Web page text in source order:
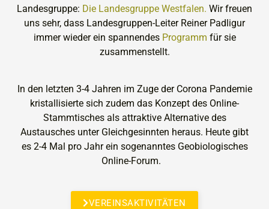
Landesgruppe: Die Landesgruppe Westfalen. Wir freuen
uns sehr, dass Landesgruppen-Leiter Reiner Padligur
immer wieder ein spannendes Programm für sie
zusammenstellt.
In den letzten 3-4 Jahren im Zuge der Corona Pandemie
kristallisierte sich zudem das Konzept des Online-
Stammtisches als attraktive Alternative des
Austausches unter Gleichgesinnten heraus. Heute gibt
es 2-4 Mal pro Jahr ein sogenanntes Geobiologisches
Online-Forum.
VEREINSAKTIVITÄTEN